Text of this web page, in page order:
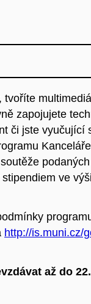
tvoříte
zapojujete
či jste vyučující
ve
http://is.muni.cz/
až do